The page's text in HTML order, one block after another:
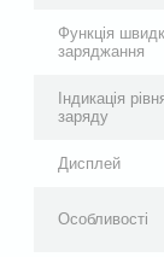
Функція
заряджання
Індикація
заряду
Дисплей
Особливості